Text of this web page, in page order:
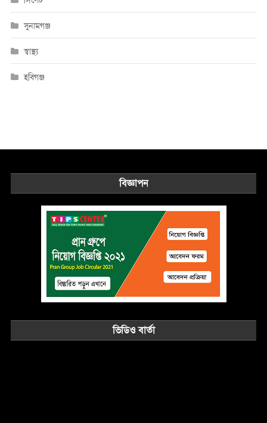
সুনামগঞ্জ
স্বাস্থ্য
হবিগঞ্জ
বিজ্ঞাপন
ভিডিও বার্তা